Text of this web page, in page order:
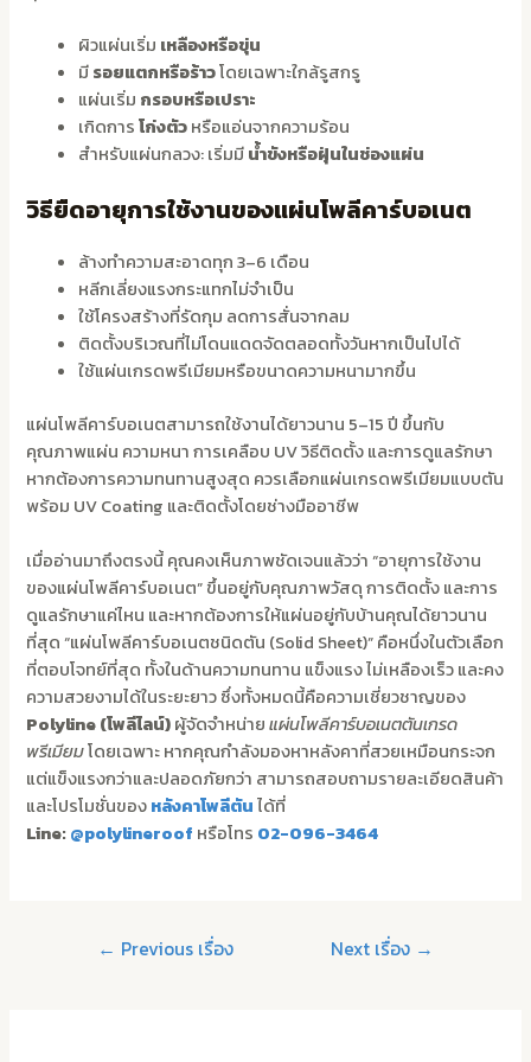
ผิวแผ่นเริ่ม เหลืองหรือขุ่น
มีรอยแตกหรือร้าวโดยเฉพาะใกล้รูสกรู
แผ่นเริ่ม กรอบหรือเปราะ
เกิดการโก่งตัวหรือแอ่นจากความร้อน
สำหรับแผ่นกลวง: เริ่มมีน้ำขังหรือฝุ่นในช่องแผ่น
วิธียืดอายุการใช้งานของแผ่นโพลีคาร์บอเนต
ล้างทำความสะอาดทุก 3–6 เดือน
หลีกเลี่ยงแรงกระแทกไม่จำเป็น
ใช้โครงสร้างที่รัดกุม ลดการสั่นจากลม
ติดตั้งบริเวณที่ไม่โดนแดดจัดตลอดทั้งวันหากเป็นไปได้
ใช้แผ่นเกรดพรีเมียมหรือขนาดความหนามากขึ้น
แผ่นโพลีคาร์บอเนตสามารถใช้งานได้ยาวนาน 5–15 ปี ขึ้นกับ
คุณภาพแผ่น ความหนา การเคลือบ UV วิธีติดตั้ง และการดูแลรักษา
หากต้องการความทนทานสูงสุด ควรเลือกแผ่นเกรดพรีเมียมแบบตัน
พร้อม UV Coating และติดตั้งโดยช่างมืออาชีพ
เมื่ออ่านมาถึงตรงนี้ คุณคงเห็นภาพชัดเจนแล้วว่า “อายุการใช้งาน
ของแผ่นโพลีคาร์บอเนต” ขึ้นอยู่กับคุณภาพวัสดุ การติดตั้ง และการ
ดูแลรักษาแค่ไหน และหากต้องการให้แผ่นอยู่กับบ้านคุณได้ยาวนาน
ที่สุด “แผ่นโพลีคาร์บอเนตชนิดตัน (Solid Sheet)” คือหนึ่งในตัวเลือก
ที่ตอบโจทย์ที่สุด ทั้งในด้านความทนทาน แข็งแรง ไม่เหลืองเร็ว และคง
ความสวยงามได้ในระยะยาว ซึ่งทั้งหมดนี้คือความเชี่ยวชาญของ
Polyline (โพลีไลน์)ผู้จัดจำหน่ายแผ่นโพลีคาร์บอเนตตันเกรด
พรีเมียมโดยเฉพาะ หากคุณกำลังมองหาหลังคาที่สวยเหมือนกระจก
แต่แข็งแรงกว่าและปลอดภัยกว่า สามารถสอบถามรายละเอียดสินค้า
และโปรโมชั่นของหลังคาโพลีตันได้ที่
Line: @polylineroof หรือโทร 02-096-3464
← Previous เรื่อง Next เรื่อง →